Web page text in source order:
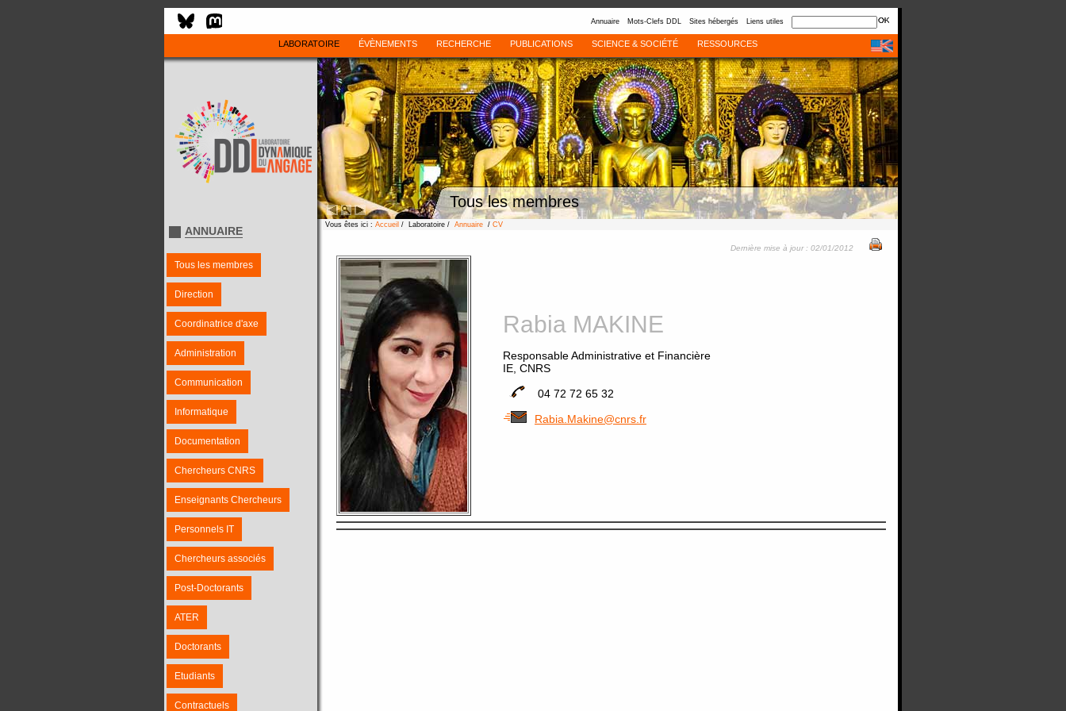
Annuaire Mots-Clefs DDL Sites hébergés Liens utiles
LABORATOIRE ÉVÈNEMENTS RECHERCHE PUBLICATIONS SCIENCE & SOCIÉTÉ RESSOURCES
Tous les membres
ANNUAIRE
Tous les membres
Direction
Coordinatrice d'axe
Administration
Communication
Informatique
Documentation
Chercheurs CNRS
Enseignants Chercheurs
Personnels IT
Chercheurs associés
Post-Doctorants
ATER
Doctorants
Etudiants
Contractuels
Vous êtes ici : Accueil / Laboratoire / Annuaire / CV
Dernière mise à jour : 02/01/2012
Rabia MAKINE
Responsable Administrative et Financière
IE, CNRS
04 72 72 65 32
Rabia.Makine@cnrs.fr